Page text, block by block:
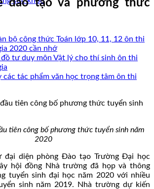
đào tạo và phương thức
bộ công thức Toán lớp 10, 11, 12 ôn thi
2020 cần nhớ
đồ tư duy môn Vật lý cho thí sinh ôn thi
các tác phẩm văn học trọng tâm ôn thi
tiên công bố phương thức tuyển sinh năm
2020
đại diện phòng Đào tạo Trường Đại học
hội đồng Nhà trường đã họp và thông
tuyển sinh đại học năm 2020 với nhiều
sinh năm 2019. Nhà trường dự kiến